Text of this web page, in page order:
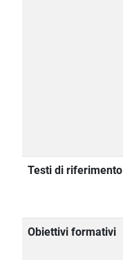
Testi di riferimento
Obiettivi formativi